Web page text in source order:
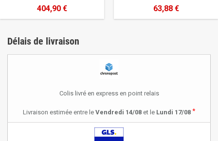
404,90 € 63,88 €
Délais de livraison
Colis livré en express en point relais
Livraison estimée entre le Vendredi 14/08 et le Lundi 17/08 *